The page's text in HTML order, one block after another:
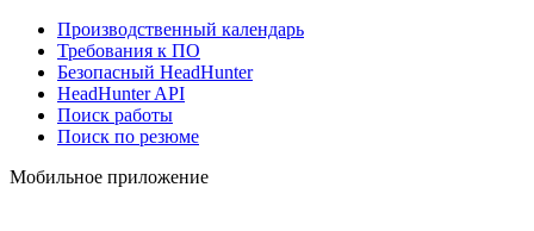
Производственный календарь
Требования к ПО
Безопасный HeadHunter
HeadHunter API
Поиск работы
Поиск по резюме
Мобильное приложение